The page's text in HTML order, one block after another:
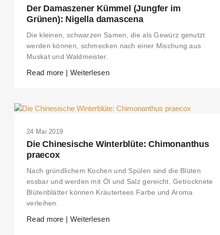
Der Damaszener Kümmel (Jungfer im
Grünen): Nigella damascena
Die kleinen, schwarzen Samen, die als Gewürz genutzt
werden können, schmecken nach einer Mischung aus
Muskat und Waldmeister.
Read more | Weiterlesen
24 Mai 2019
Die Chinesische Winterblüte: Chimonanthus
praecox
Nach gründlichem Kochen und Spülen sind die Blüten
essbar und werden mit Öl und Salz gereicht. Getrocknete
Blütenblätter können Kräutertees Farbe und Aroma
verleihen.
Read more | Weiterlesen